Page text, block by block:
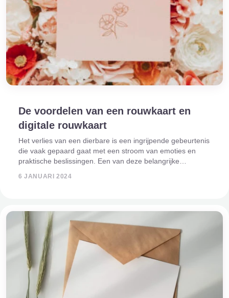
De voordelen van een rouwkaart en
digitale rouwkaart
Het verlies van een dierbare is een ingrijpende gebeurtenis
die vaak gepaard gaat met een stroom van emoties en
praktische beslissingen. Een van deze belangrijke
6 JANUARI 2024